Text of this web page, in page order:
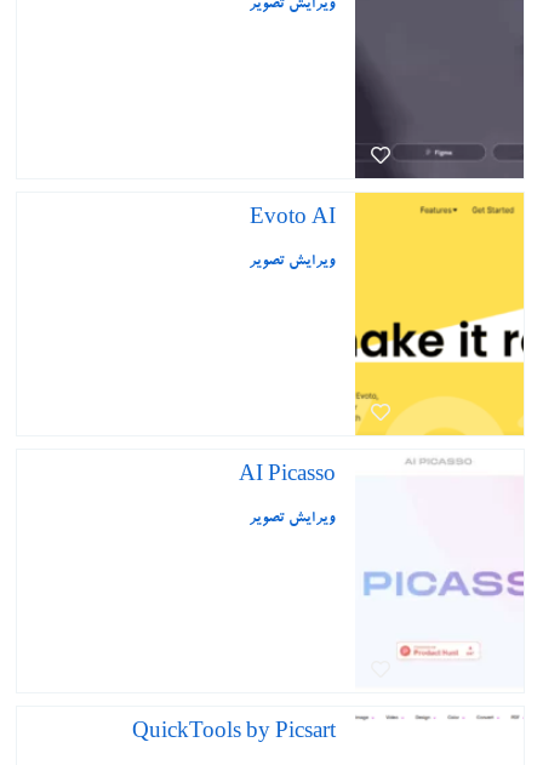
ویرایش تصویر
Evoto AI
ویرایش تصویر
AI Picasso
ویرایش تصویر
QuickTools by Picsart